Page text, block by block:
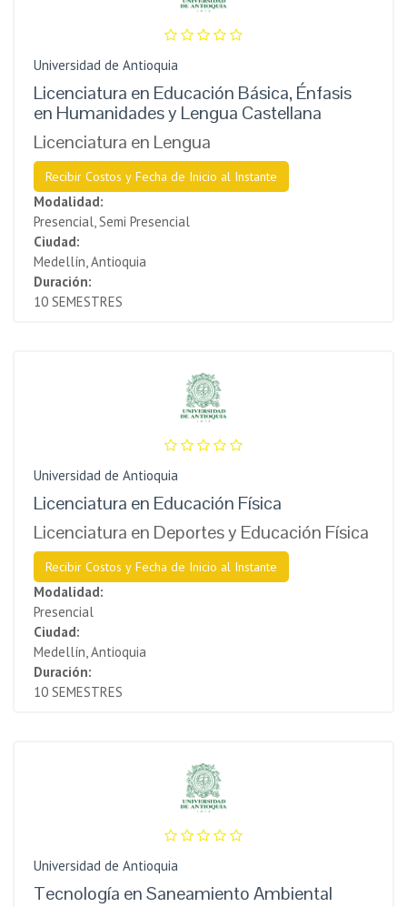
Universidad de Antioquia
Licenciatura en Educación Básica, Énfasis
en Humanidades y Lengua Castellana
Licenciatura en Lengua
Recibir Costos y Fecha de Inicio al Instante
Modalidad:
Presencial, Semi Presencial
Ciudad:
Medellín, Antioquia
Duración:
10 SEMESTRES
Universidad de Antioquia
Licenciatura en Educación Física
Licenciatura en Deportes y Educación Física
Recibir Costos y Fecha de Inicio al Instante
Modalidad:
Presencial
Ciudad:
Medellín, Antioquia
Duración:
10 SEMESTRES
Universidad de Antioquia
Tecnología en Saneamiento Ambiental